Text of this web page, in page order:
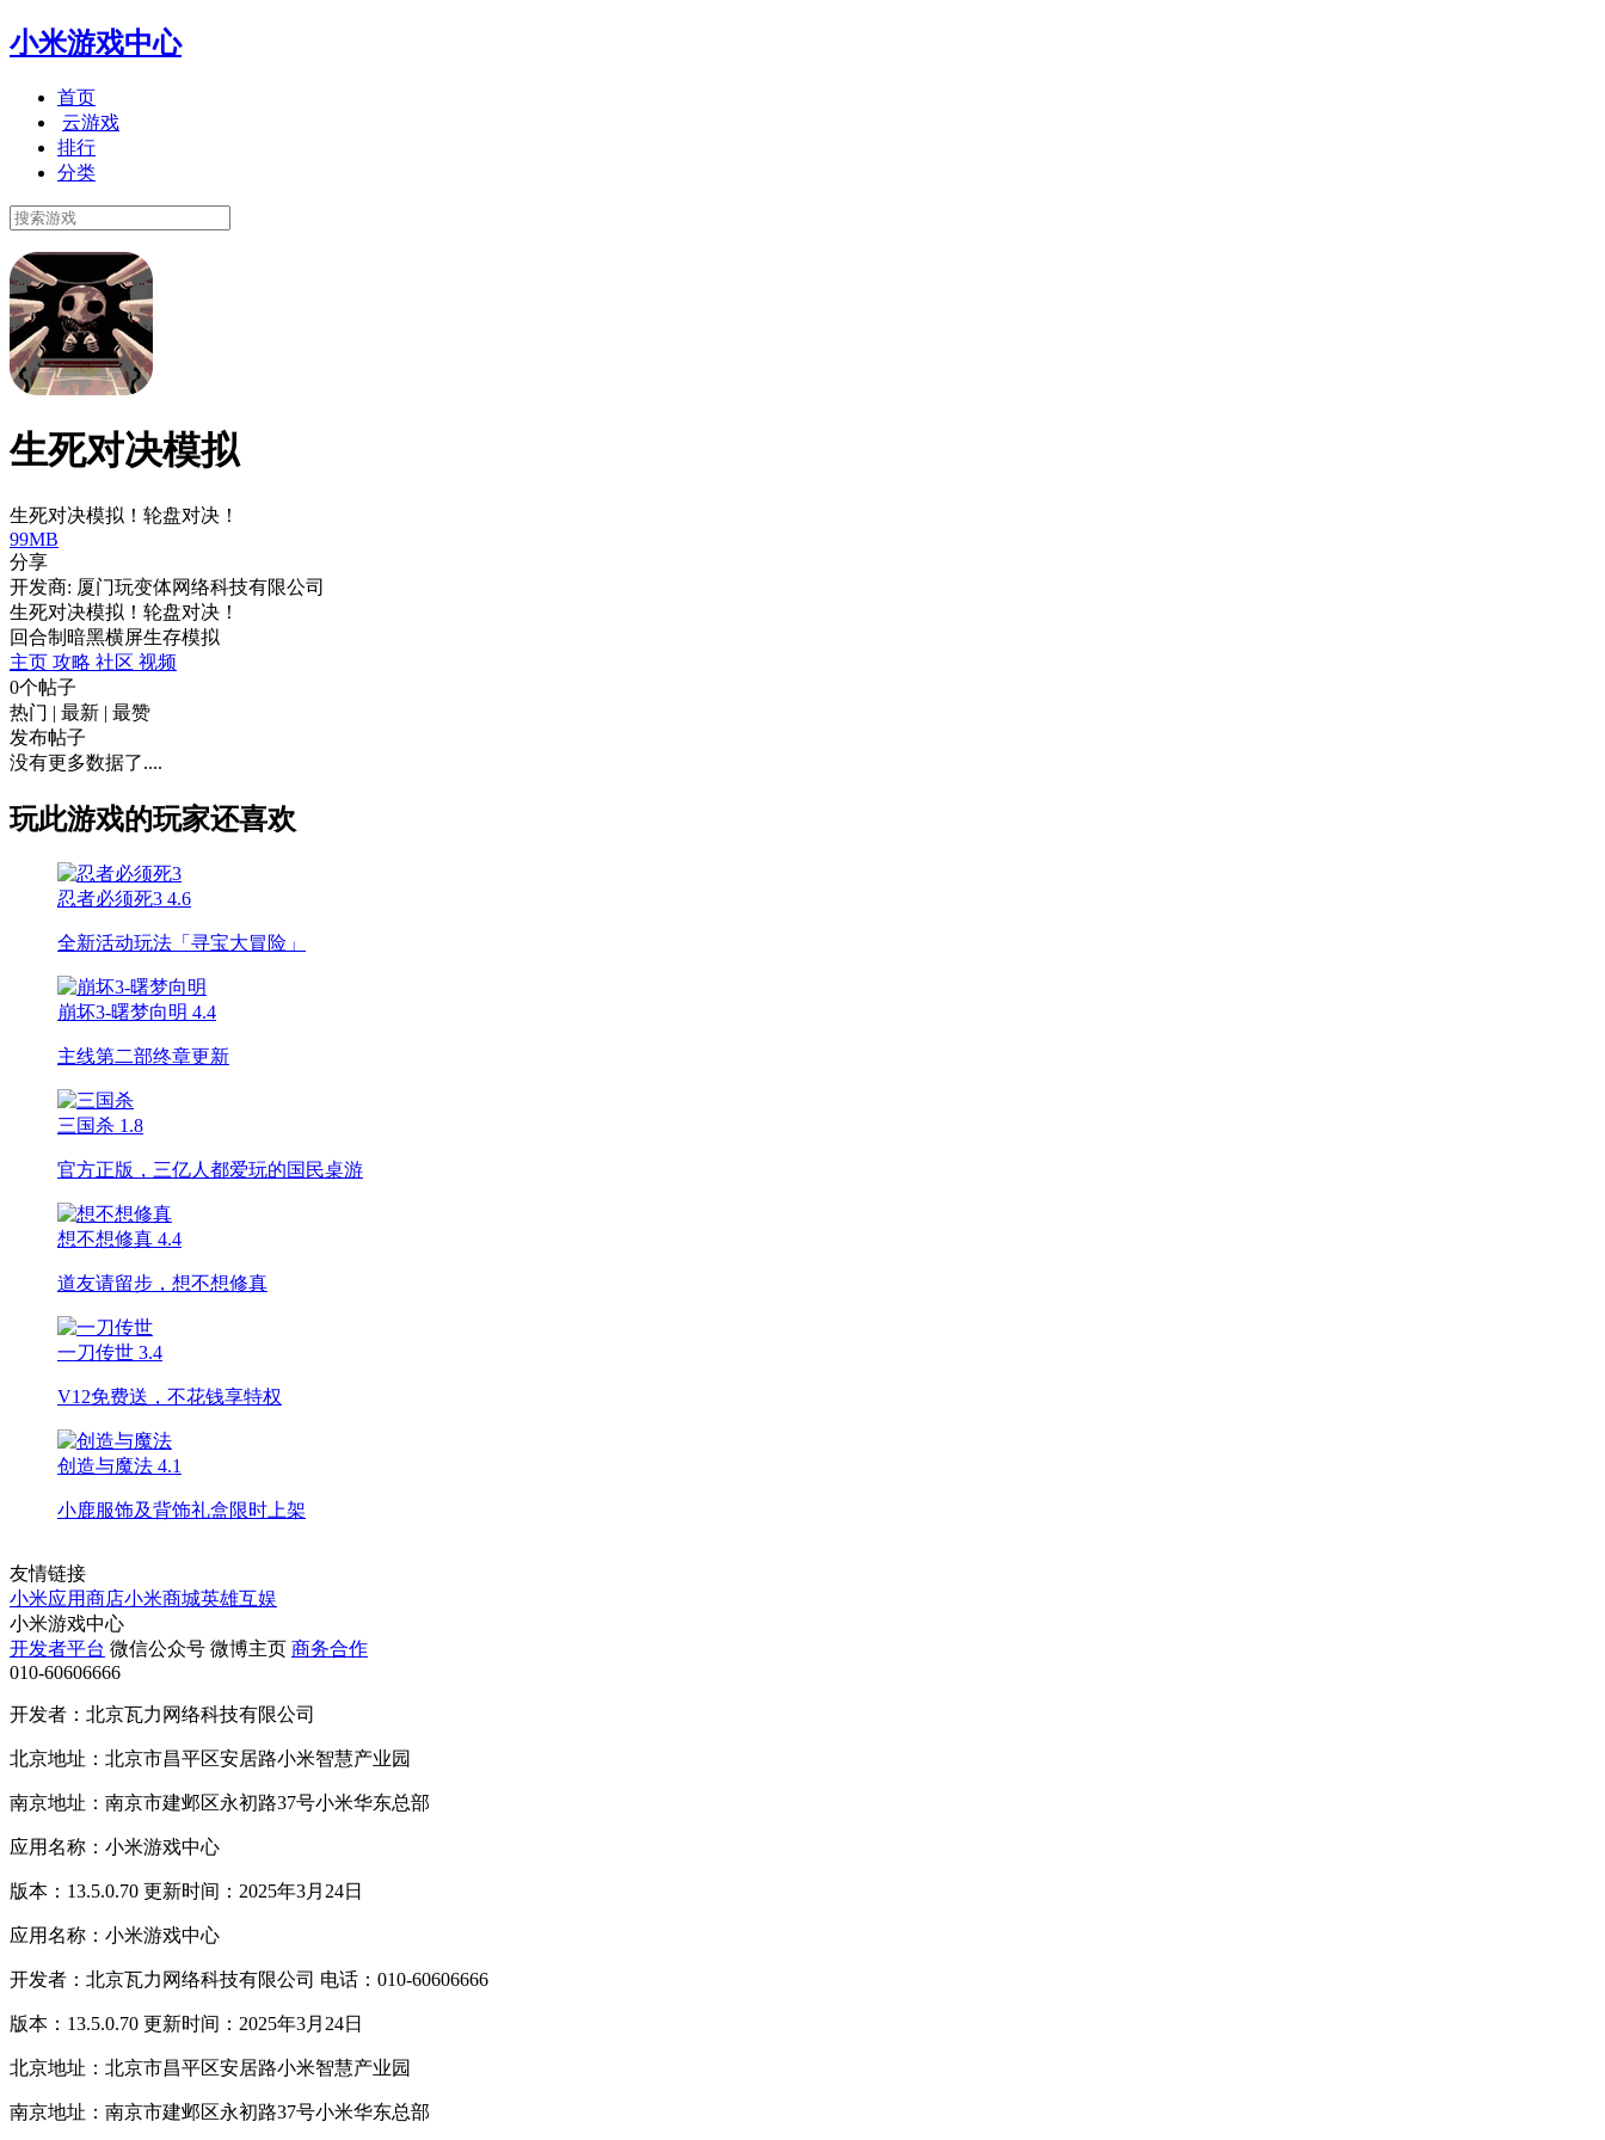
小米游戏中心
首页
云游戏
排行
分类
生死对决模拟
生死对决模拟！轮盘对决！
99MB
分享
开发商: 厦门玩变体网络科技有限公司
生死对决模拟！轮盘对决！
回合制 暗黑横屏生存模拟
主页 攻略 社区 视频
0个帖子
热门 | 最新 | 最赞
发布帖子
没有更多数据了....
玩此游戏的玩家还喜欢
忍者必须死3 4.6
全新活动玩法「寻宝大冒险」
崩坏3-曙梦向明 4.4
主线第二部终章更新
三国杀 1.8
官方正版，三亿人都爱玩的国民桌游
想不想修真 4.4
道友请留步，想不想修真
一刀传世 3.4
V12免费送，不花钱享特权
创造与魔法 4.1
小鹿服饰及背饰礼盒限时上架
友情链接
小米应用商店小米商城英雄互娱
小米游戏中心
开发者平台 微信公众号 微博主页 商务合作
010-60606666
开发者：北京瓦力网络科技有限公司
北京地址：北京市昌平区安居路小米智慧产业园
南京地址：南京市建邺区永初路37号小米华东总部
应用名称：小米游戏中心
版本：13.5.0.70 更新时间：2025年3月24日
应用名称：小米游戏中心
开发者：北京瓦力网络科技有限公司 电话：010-60606666
版本：13.5.0.70 更新时间：2025年3月24日
北京地址：北京市昌平区安居路小米智慧产业园
南京地址：南京市建邺区永初路37号小米华东总部